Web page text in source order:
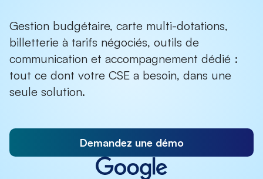
Gestion budgétaire, carte multi-dotations,
billetterie à tarifs négociés, outils de
communication et accompagnement dédié :
tout ce dont votre CSE a besoin, dans une
seule solution.
Demandez une démo